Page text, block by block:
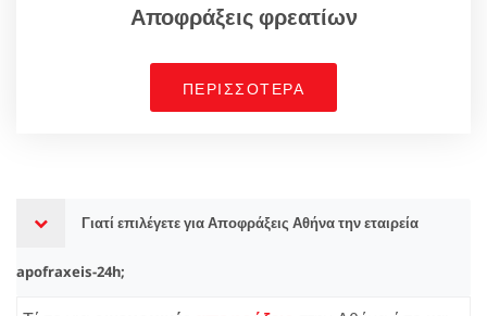
Αποφράξεις φρεατίων
ΠΕΡΙΣΣΟΤΕΡΑ
Γιατί επιλέγετε για Αποφράξεις Αθήνα την εταιρεία
apofraxeis-24h;